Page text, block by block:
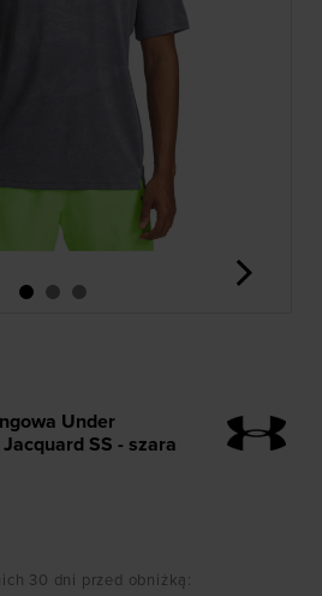
Under
SS - szara
30 dni przed obniżką: